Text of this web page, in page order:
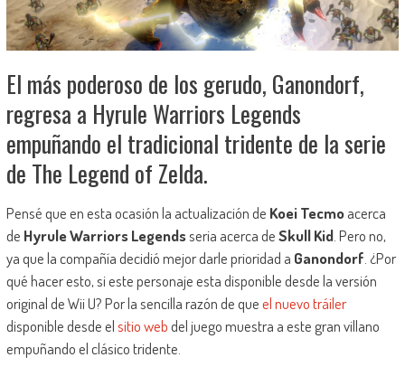
El más poderoso de los gerudo, Ganondorf,
regresa a Hyrule Warriors Legends
empuñando el tradicional tridente de la serie
de The Legend of Zelda.
Pensé que en esta ocasión la actualización de Koei Tecmoacerca
de Hyrule Warriors Legendsseria acerca deSkull Kid. Pero no,
ya que la compañía decidió mejor darle prioridad a Ganondorf . ¿Por
qué hacer esto, si este personaje esta disponible desde la versión
original de Wii U? Por la sencilla razón de queel nuevo tráiler
disponible desde elsitio webdel juego muestra a este gran villano
empuñando el clásico tridente.